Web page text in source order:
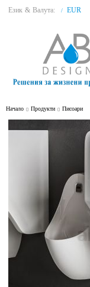
Език & Валута: / EUR
Начало Продукти Писоари